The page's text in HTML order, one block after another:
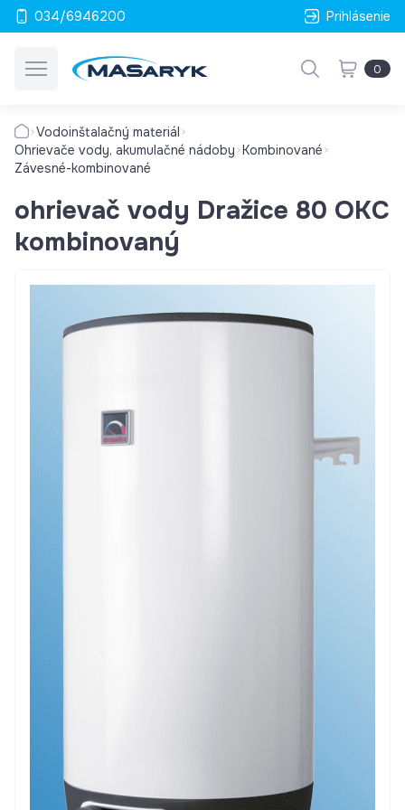
034/6946200 Prihlásenie
0
Vodoinštalačný materiál
Ohrievače vody, akumulačné nádoby Kombinované
Závesné-kombinované
ohrievač vody Dražice 80 OKC
kombinovaný